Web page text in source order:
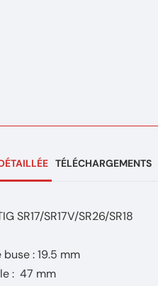
TÉLÉCHARGEMENTS
SR17/SR17V/SR26/SR18
: 19.5 mm
: 47 mm